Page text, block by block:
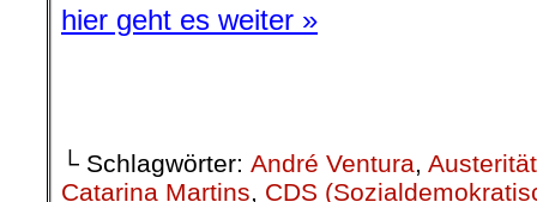
hier geht es weiter »
└ Schlagwörter: André Ventura,
Catarina Martins, CDS